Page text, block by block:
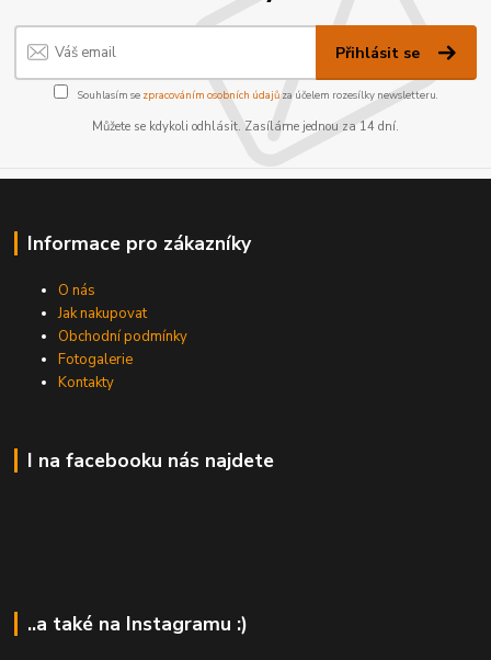
Přihlásit se
Souhlasím se zpracováním osobních údajůza účelem rozesílky newsletteru.
Můžete se kdykoli odhlásit. Zasíláme jednou za 14 dní.
Informace pro zákazníky
O nás
Jak nakupovat
Obchodní podmínky
Fotogalerie
Kontakty
I na facebooku nás najdete
..a také na Instagramu :)